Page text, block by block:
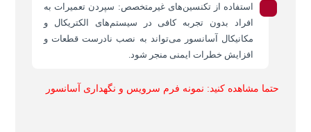
استفاده از تکنسین‌های غیرمتخصص: سپردن تعمیرات به
افراد بدون تجربه کافی در سیستم‌های الکتریکال و
مکانیکال آسانسور می‌تواند به نصب نادرست قطعات و
افزایش خطرات ایمنی منجر شود.
حتما مشاهده کنید: نمونه فرم سرویس و نگهداری آسانسور